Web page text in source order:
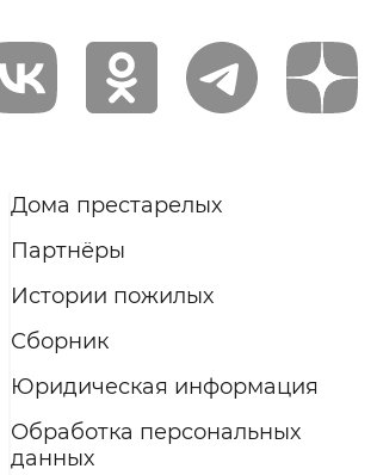
Дома престарелых
Партнёры
Истории пожилых
Сборник
Юридическая информация
Обработка персональных
данных